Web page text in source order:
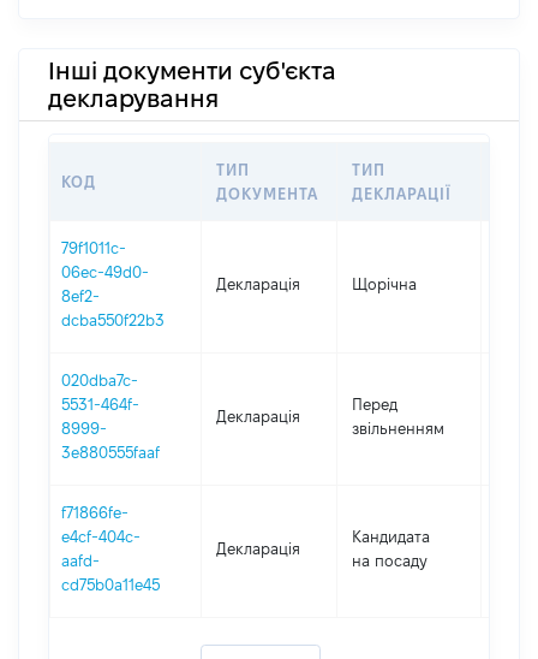
Інші документи суб'єкта
декларування
КОД
ТИП
ДОКУМЕНТА
ТИП
ДЕКЛАРАЦІЇ
79f1011c-
06ec-49d0-
8ef2-
dcba550f22b3
Декларація Щорічна
020dba7c-
5531-464f-
8999-
3e880555faaf
Декларація
Перед
звільненням
f71866fe-
e4cf-404c-
aafd-
cd75b0a11e45
Декларація
Кандидата
на посаду